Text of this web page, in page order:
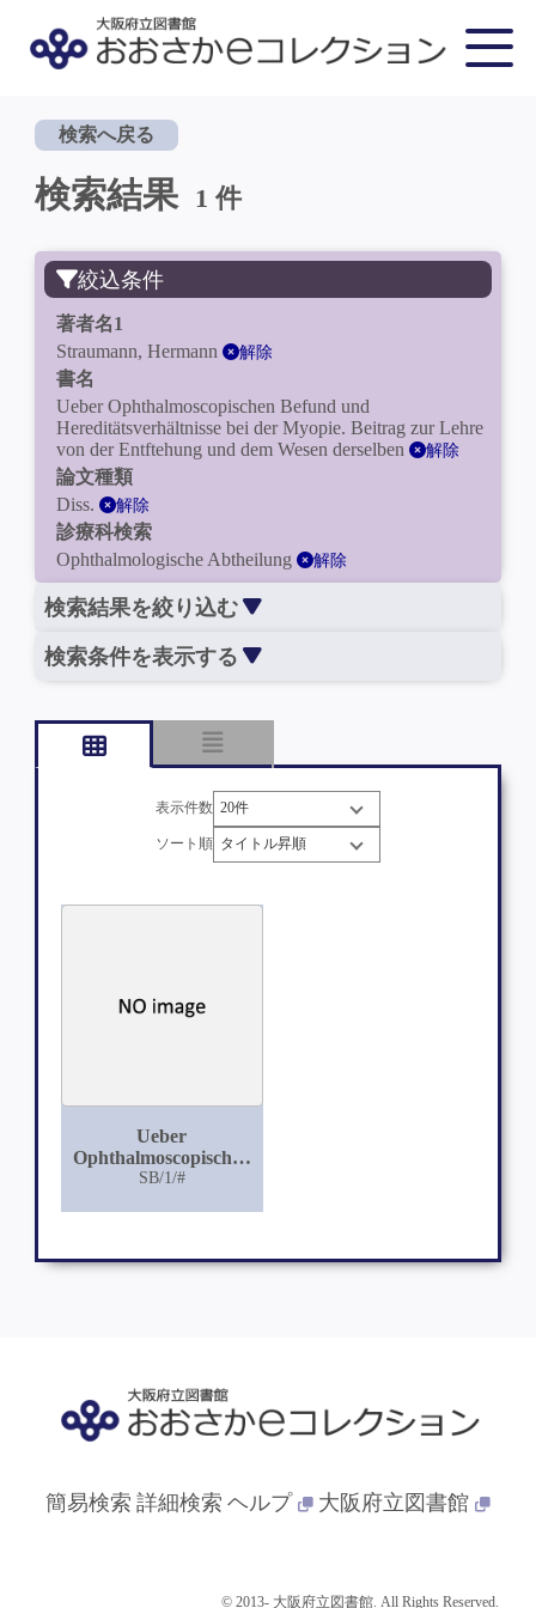
検索へ戻る
検索結果 1 件
絞込条件
著者名1
Straumann, Hermann
解除
書名
Ueber Ophthalmoscopischen Befund und
Hereditätsverhältnisse bei der Myopie. Beitrag zur Lehre
von der Entftehung und dem Wesen derselben
解除
論文種類
Diss.
解除
診療科検索
Ophthalmologische Abtheilung
解除
検索結果を絞り込む
検索条件を表示する
表示件数
ソート順
Ueber
Ophthalmoscopischen
Befund und
der Entftehung und
SB/1/#
簡易検索 詳細検索 ヘルプ 大阪府立図書館
© 2013- 大阪府立図書館. All Rights Reserved.